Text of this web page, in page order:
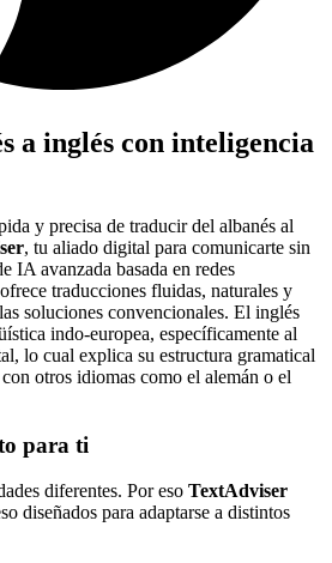
a inglés con inteligencia
y precisa de traducir del albanés al
, tu aliado digital para comunicarte sin
IA avanzada basada en redes
ofrece traducciones fluidas, naturales y
soluciones convencionales. El inglés
indo-europea, específicamente al
lo cual explica su estructura gramatical
otros idiomas como el alemán o el
para ti
diferentes. Por eso TextAdviser
diseñados para adaptarse a distintos